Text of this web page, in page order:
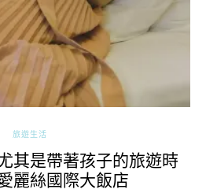
旅遊生活
其是帶著孩子的旅遊時
麗絲國際大飯店